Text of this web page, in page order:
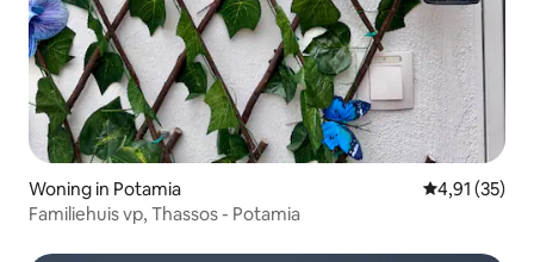
Woning in Potamia Gemiddelde
4,91 (35)
Familiehuis vp, Thassos - Potamia